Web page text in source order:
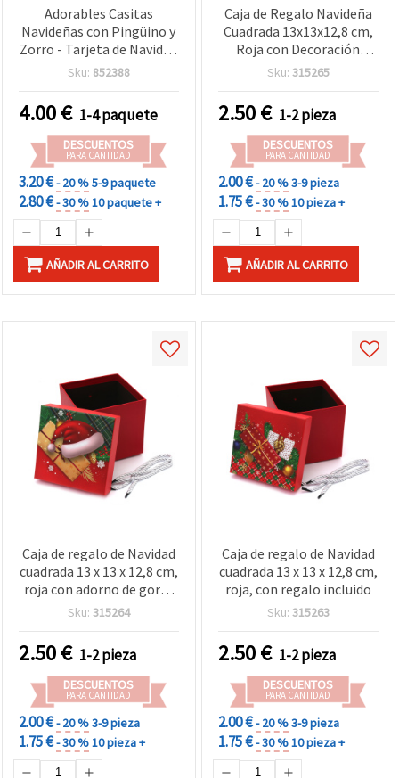
Adorables Casitas
Navideñas con Pingüino y
Zorro - Tarjeta de Navidad
3D de Diamantes 13x18
Felicitaciones y Regalos
de Invierno (LHKBC14647)
Sku: 852388
4.00€ 1-4 paquete
DESCUENTOS
PARA CANTIDAD
3.20 €- 20 %5-9 paquete
2.80 €- 30 %10 paquete +
AÑADIR AL CARRITO
Caja de Regalo Navideña
Cuadrada 13x13x12,8 cm,
Roja con Decoración
Festiva para Manualidades
Sku: 315265
2.50€ 1-2 pieza
DESCUENTOS
PARA CANTIDAD
2.00 €- 20 %3-9 pieza
1.75 €- 30 %10 pieza +
AÑADIR AL CARRITO
Caja de regalo de Navidad
cuadrada 13 x 13 x 12,8 cm,
roja con adorno de gorro
de Papá Noel
Sku: 315264
2.50€ 1-2 pieza
DESCUENTOS
PARA CANTIDAD
2.00 €- 20 %3-9 pieza
1.75 €- 30 %10 pieza +
Caja de regalo de Navidad
cuadrada 13 x 13 x 12,8 cm,
roja, con regalo incluido
Sku: 315263
2.50€ 1-2 pieza
DESCUENTOS
PARA CANTIDAD
2.00 €- 20 %3-9 pieza
1.75 €- 30 %10 pieza +